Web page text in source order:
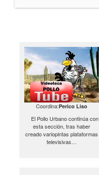
Coordina:Perico Liso
El Pollo Urbano continúa con
esta sección, tras haber
creado variopintas plataformas
televisivas…